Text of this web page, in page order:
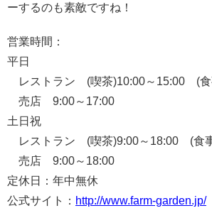
ーするのも素敵ですね！
営業時間：
平日
レストラン (喫茶)10:00～15:00 (食
売店 9:00～17:00
土日祝
レストラン (喫茶)9:00～18:00 (食
売店 9:00～18:00
定休日：年中無休
公式サイト： http://www.farm-garden.jp/